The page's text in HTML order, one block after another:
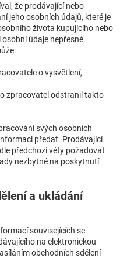
že prodávající nebo
jeho osobních údajů, které je
života kupujícího nebo
údaje nepřesné
o vysvětlení,
zpracovatel odstranil takto
svých osobních
předat. Prodávající
předchozí věty požadovat
nezbytné na poskytnutí
a ukládání
souvisejících se
na elektronickou
obchodních sdělení